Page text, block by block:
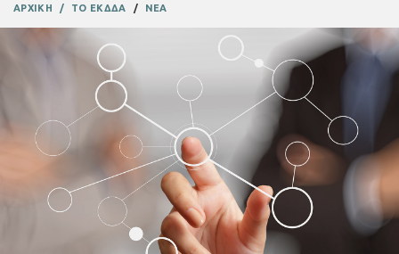
ΑΡΧΙΚΗ ΤΟ ΕΚΔΔΑ ΝΕΑ